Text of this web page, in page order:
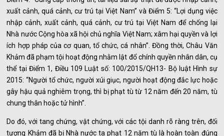
xuất cảnh, quá cảnh, cư trú tại Việt Nam” và Điểm 5: “Lợi dụng việc
nhập cảnh, xuất cảnh, quá cảnh, cư trú tại Việt Nam để chống lại
Nhà nước Cộng hòa xã hội chủ nghĩa Việt Nam; xâm hại quyền và lợi
ích hợp pháp của cơ quan, tổ chức, cá nhân”. Đồng thời, Châu Văn
Khảm đã phạm tội hoạt động nhằm lật đổ chính quyền nhân dân, cụ
thể tại Điểm 1, Điều 109 Luật số: 100/2015/QH13- Bộ luật Hình sự
2015: “Người tổ chức, người xúi giục, người hoạt động đắc lực hoặc
gây hậu quả nghiêm trọng, thì bị phạt tù từ 12 năm đến 20 năm, tù
chung thân hoặc tử hình”.
Do đó, với tang chứng, vật chứng, với các tội danh rõ ràng trên, đối
tượng Khảm đã bị Nhà nước ta phạt 12 năm tù là hoàn toàn đúng